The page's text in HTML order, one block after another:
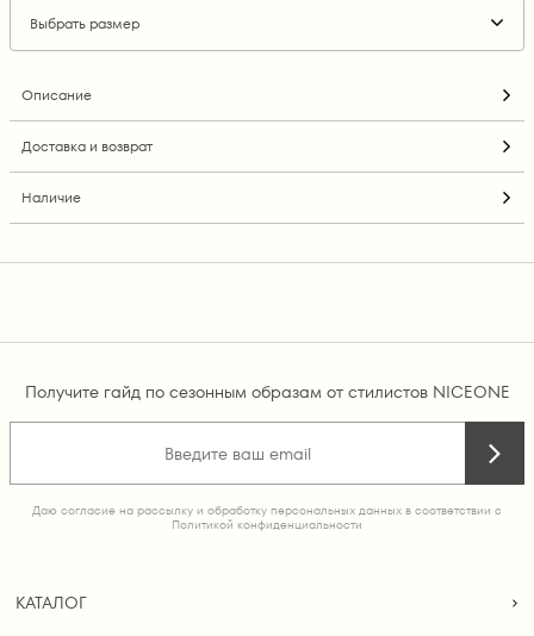
Выбрать размер
Описание
Доставка и возврат
Наличие
Получите гайд по сезонным образам от стилистов NICEONE
Даю согласие на рассылку и обработку персональных данных в соответствии с
Политикой конфиденциальности
КАТАЛОГ